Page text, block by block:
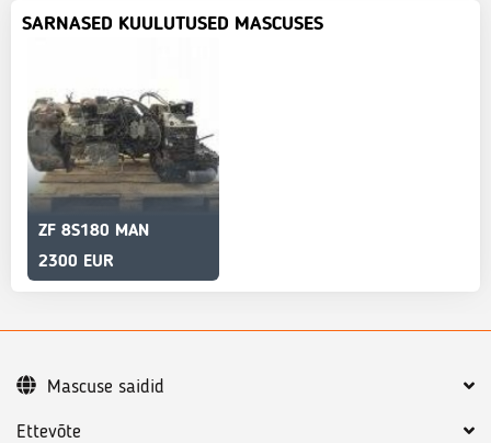
SARNASED KUULUTUSED MASCUSES
ZF 8S180 MAN
2300 EUR
Ettevõte
Mascuse saidid